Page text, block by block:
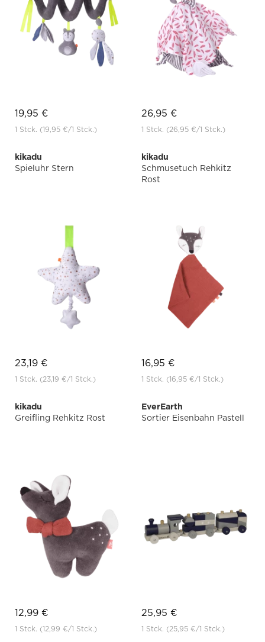
19,95 €
1 Stck. (19,95 €/1 Stck.)
26,95 €
1 Stck. (26,95 €/1 Stck.)
kikadu
Spieluhr Stern
23,19 €
1 Stck. (23,19 €/1 Stck.)
kikadu
Schmusetuch Rehkitz
Rost
16,95 €
1 Stck. (16,95 €/1 Stck.)
kikadu
Greifling Rehkitz Rost
12,99 €
1 Stck. (12,99 €/1 Stck.)
EverEarth
Sortier Eisenbahn Pastell
25,95 €
1 Stck. (25,95 €/1 Stck.)